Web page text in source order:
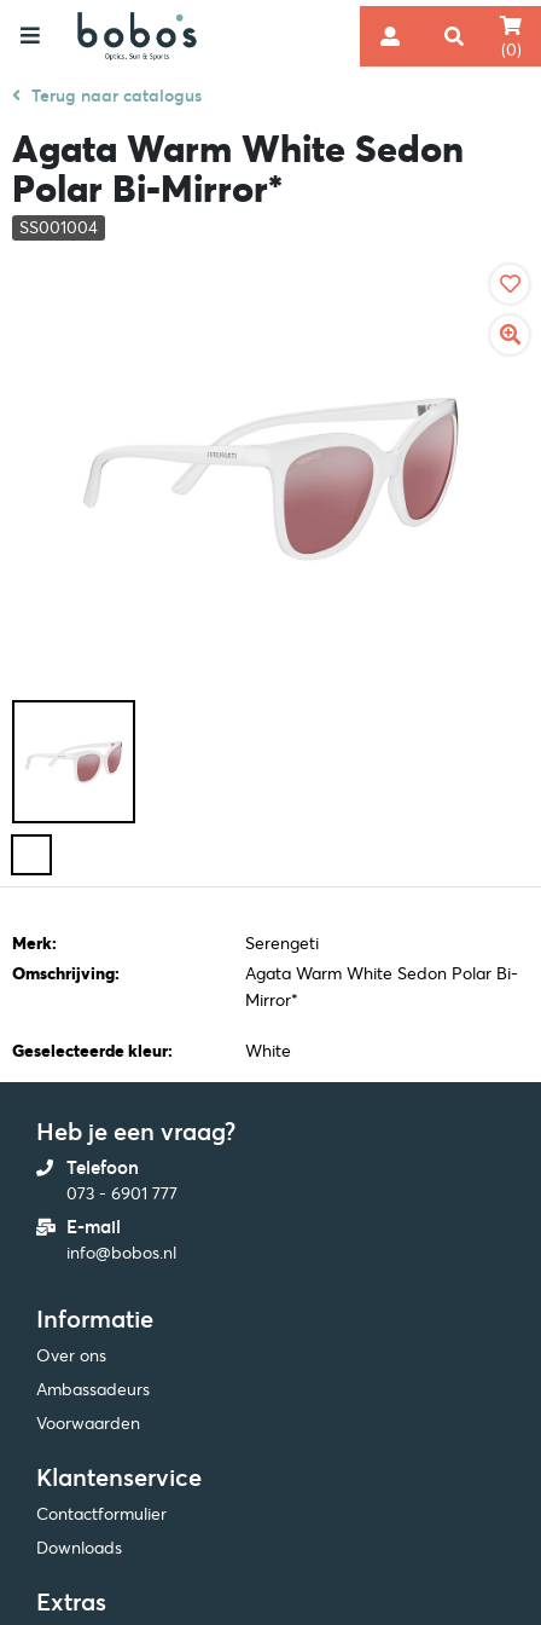
(0)
Terug naar catalogus
Agata Warm White Sedon
Polar Bi-Mirror*
SS001004
Merk:
Serengeti
Omschrijving:
Agata Warm White Sedon Polar Bi-
Mirror*
Geselecteerde kleur: White
Heb je een vraag?
Telefoon
073 - 6901 777
E-mail
info@bobos.nl
Informatie
Over ons
Ambassadeurs
Voorwaarden
Klantenservice
Contactformulier
Downloads
Extras